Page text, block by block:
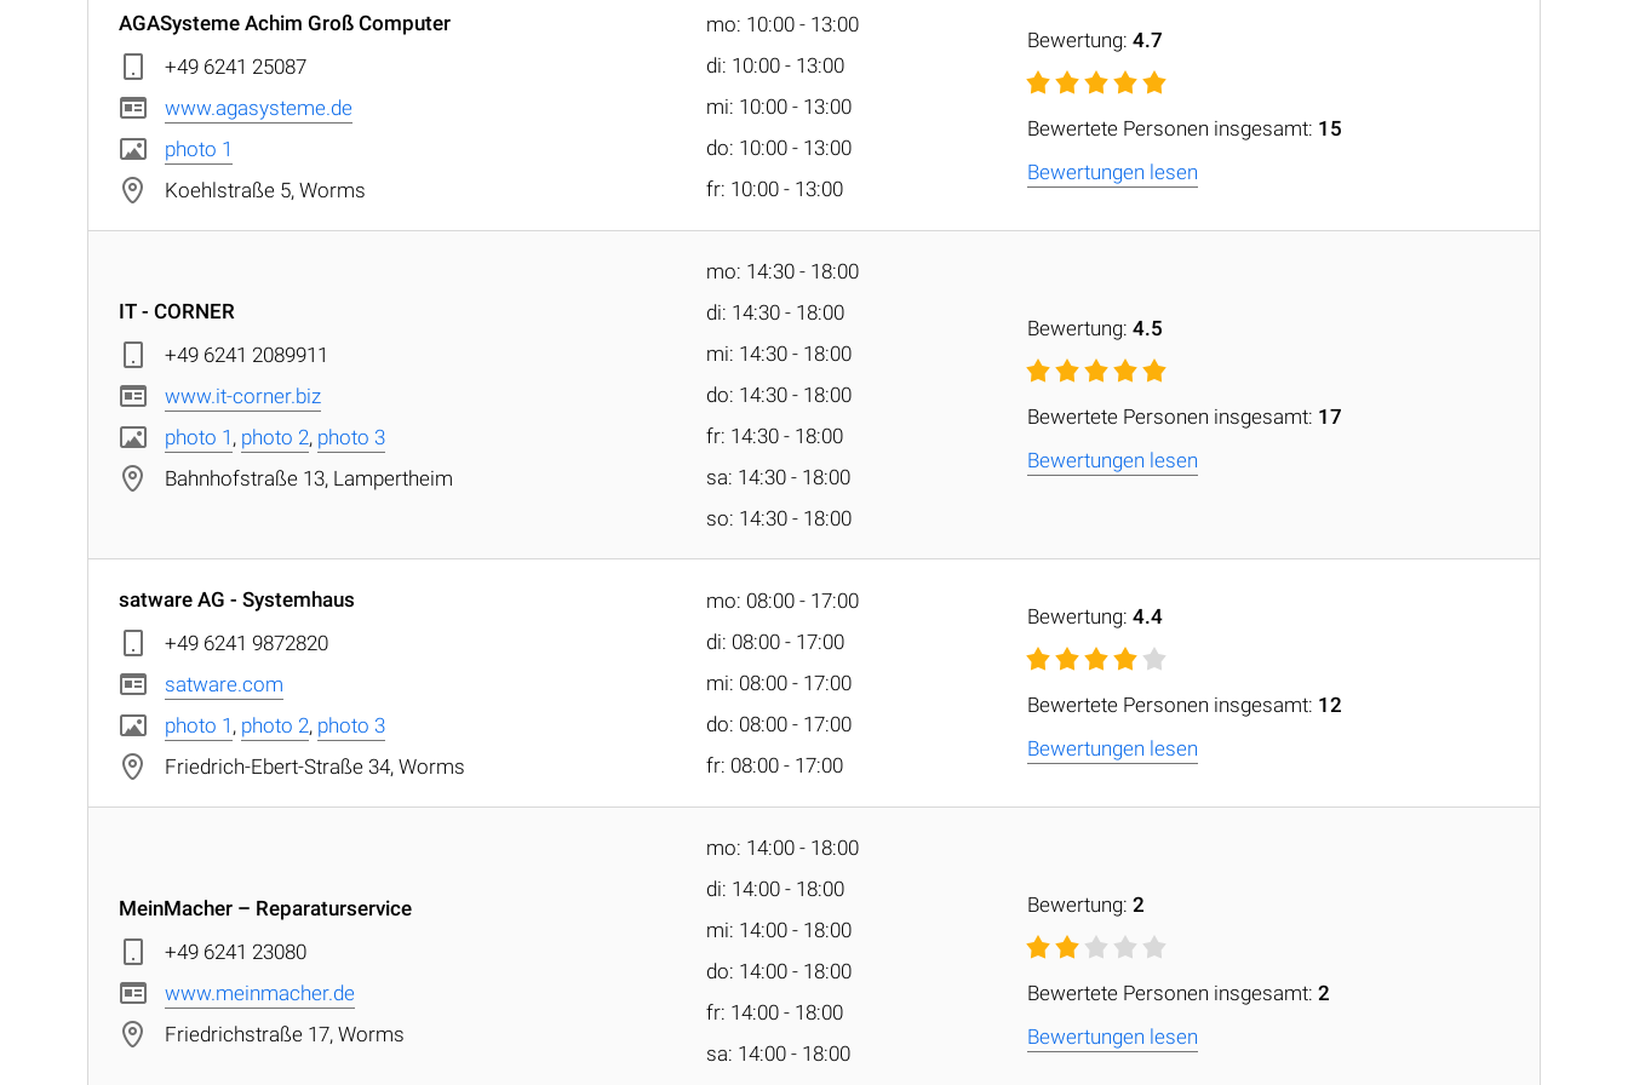
AGASysteme Achim Groß Computer
+49 6241 25087
www.agasysteme.de
photo 1
Koehlstraße 5, Worms
mo: 10:00 - 13:00
di: 10:00 - 13:00
mi: 10:00 - 13:00
do: 10:00 - 13:00
fr: 10:00 - 13:00
Bewertung: 4.7
Bewertete Personen insgesamt: 15
Bewertungen lesen
IT - CORNER
+49 6241 2089911
www.it-corner.biz
photo 1 , photo 2, photo 3
Bahnhofstraße 13, Lampertheim
mo: 14:30 - 18:00
di: 14:30 - 18:00
mi: 14:30 - 18:00
do: 14:30 - 18:00
fr: 14:30 - 18:00
sa: 14:30 - 18:00
so: 14:30 - 18:00
Bewertung: 4.5
Bewertete Personen insgesamt: 17
Bewertungen lesen
satware AG - Systemhaus
+49 6241 9872820
satware.com
photo 1 , photo 2, photo 3
Friedrich-Ebert-Straße 34, Worms
mo: 08:00 - 17:00
di: 08:00 - 17:00
mi: 08:00 - 17:00
do: 08:00 - 17:00
fr: 08:00 - 17:00
Bewertung: 4.4
Bewertete Personen insgesamt: 12
Bewertungen lesen
MeinMacher – Reparaturservice
+49 6241 23080
www.meinmacher.de
Friedrichstraße 17, Worms
mo: 14:00 - 18:00
di: 14:00 - 18:00
mi: 14:00 - 18:00
do: 14:00 - 18:00
fr: 14:00 - 18:00
sa: 14:00 - 18:00
Bewertung: 2
Bewertete Personen insgesamt: 2
Bewertungen lesen